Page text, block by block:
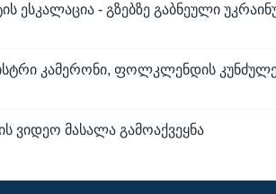
- გზებზე გაბნეული
კამერონი, ფოლკლენდის
ვიდეო მასალა გამოაქვეყნა